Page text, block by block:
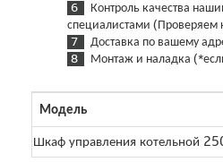
Контроль качества
специалистами (Проверяем
Доставка по вашему
Монтаж и наладка
Модель
Шкаф управления котельной